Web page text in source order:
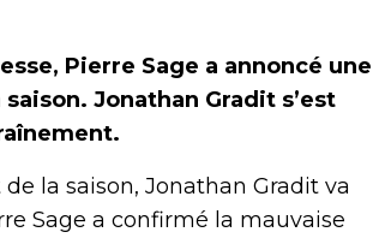
Pierre Sage a annoncé une
Jonathan Gradit s’est
la saison, Jonathan Gradit va
Sage a confirmé la mauvaise